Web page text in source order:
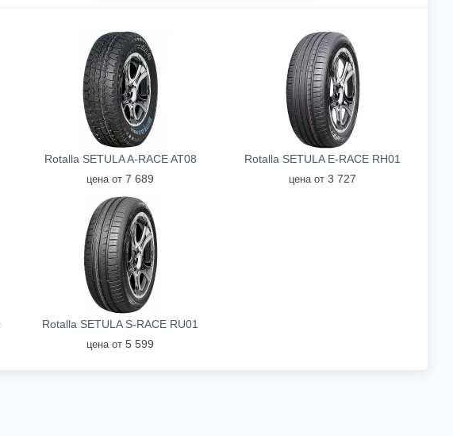
Rotalla SETULA A-RACE AT08
цена от 7 689
Rotalla SETULA E-RACE RH01
цена от 3 727
Rotalla SETULA S-RACE RU01
цена от 5 599